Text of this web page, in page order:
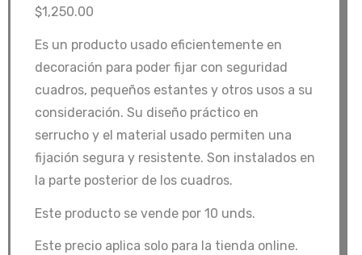
$1,250.00
Es un producto usado eficientemente en
decoración para poder fijar con seguridad
cuadros, pequeños estantes y otros usos a su
consideración. Su diseño práctico en
serrucho y el material usado permiten una
fijación segura y resistente. Son instalados en
la parte posterior de los cuadros.
Este producto se vende por 10 unds.
Este precio aplica solo para la tienda online.